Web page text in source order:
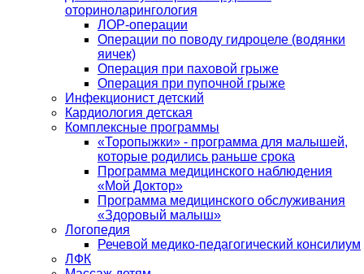
оториноларингология
ЛОР-операции
Операции по поводу гидроцеле (водянки
яичек)
Операция при паховой грыже
Операция при пупочной грыже
Инфекционист детский
Кардиология детская
Комплексные программы
«Торопыжки» - программа для малышей,
которые родились раньше срока
Программа медицинского наблюдения
«Мой Доктор»
Программа медицинского обслуживания
«Здоровый малыш»
Логопедия
Речевой медико-педагогический консилиум
ЛФК